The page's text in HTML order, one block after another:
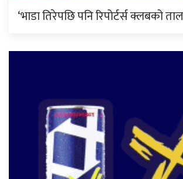
‘भाडा तिरेपछि पनि रिपोर्टर्स क्लबको